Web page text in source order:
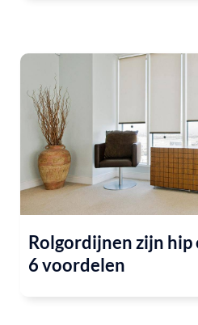
Rolgordijnen zijn hip
6 voordelen